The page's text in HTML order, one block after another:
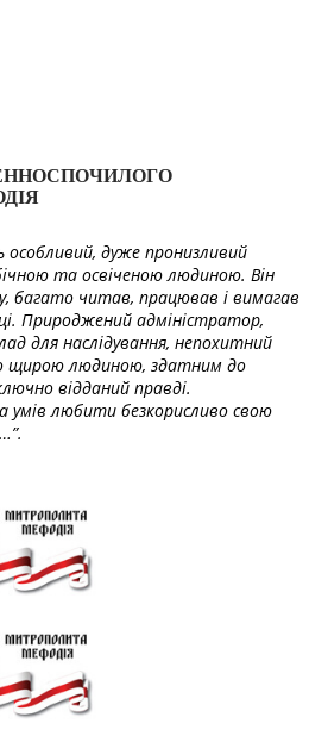
дуже пронизливий
та освіченою людиною. Він
багато читав, працював і вимагав
Природжений адміністратор,
для наслідування, непохитний
щирою людиною, здатним до
відданий правді.
умів любити безкорисливо свою